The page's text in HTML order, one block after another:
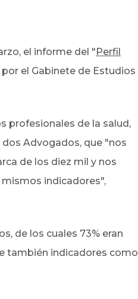
el informe del " Perfil
el Gabinete de Estudios
profesionales de la salud,
Advogados, que "nos
de los diez mil y nos
indicadores",
de los cuales 73% eran
también indicadores como